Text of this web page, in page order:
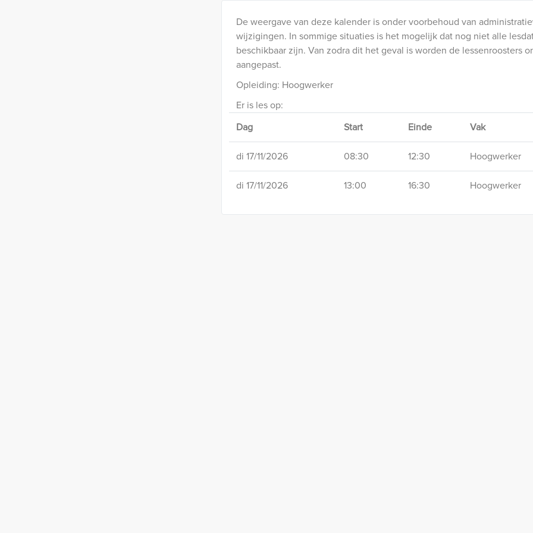
De weergave van deze kalender is onder voorbehoud van
wijzigingen. In sommige situaties is het mogelijk dat nog niet alle
beschikbaar zijn. Van zodra dit het geval is worden de lessenroosters
aangepast.
Opleiding: Hoogwerker
Er is les op:
Dag
Start Einde Vak
di 17/11/2026 08:30 12:30 Hoogwerker
di 17/11/2026 13:00 16:30 Hoogwerker